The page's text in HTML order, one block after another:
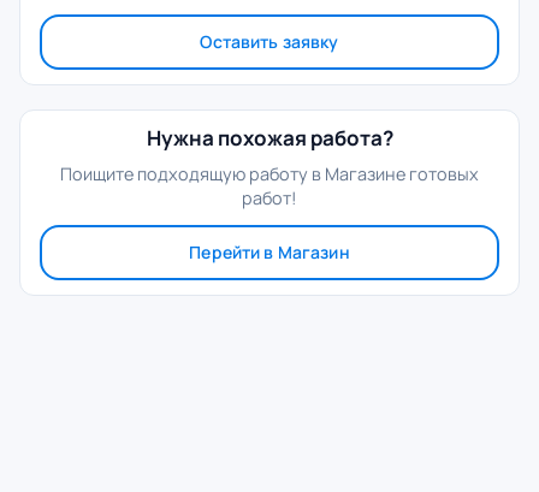
Оставить заявку
Нужна похожая работа?
Поищите подходящую работу в Магазине готовых
работ!
Перейти в Магазин